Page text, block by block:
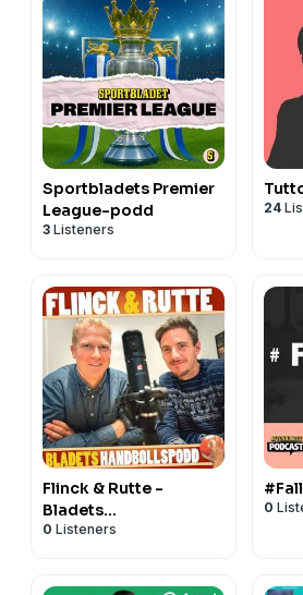
Sportbladets Premier
League-podd
3 Listeners
24
Flinck & Rutte -
Bladets
handbollspodd
0 Listeners
0